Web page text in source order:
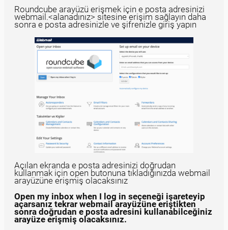
Roundcube arayüzü erişmek için e posta adresinizi
webmail.<alanadınız> sitesine erişim sağlayın daha
sonra e posta adresinizle ve şifrenizle giriş yapın
Açılan ekranda e posta adresinizi doğrudan
kullanmak için open butonuna tıkladığınızda webmail
arayüzüne erişmiş olacaksınız
Open my inbox when I log in seçeneği işareteyip
açarsanız tekrar webmail arayüzüne eriştikten
sonra doğrudan e posta adresini kullanabilceğiniz
arayüze erişmiş olacaksınız.